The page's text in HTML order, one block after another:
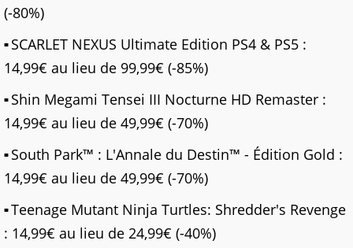
(-80%)
SCARLET NEXUS Ultimate Edition PS4 & PS5 :
14,99€ au lieu de 99,99€ (-85%)
Shin Megami Tensei III Nocturne HD Remaster :
14,99€ au lieu de 49,99€ (-70%)
South Park™ : L'Annale du Destin™ - Édition Gold :
14,99€ au lieu de 49,99€ (-70%)
Teenage Mutant Ninja Turtles: Shredder's Revenge
: 14,99€ au lieu de 24,99€ (-40%)